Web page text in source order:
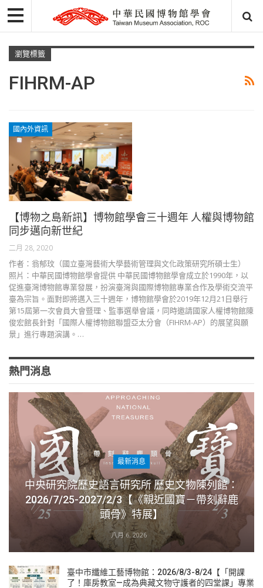
瀏覽標籤
FIHRM-AP
國內外資訊
【博物之島新訊】博物館學會三十週年 人權與博物館
同步邁向新世紀
二月 28, 2020
作者：翁郁玟（國立臺灣藝術大學藝術管理與文化政策研究所碩士生）
照片：中華民國博物館學會提供 中華民國博物館學會成立於1990年，以
促進臺灣博物館專業發展，扮演臺灣與國際博物館專業合作及學術交流平
臺為宗旨。面對即將邁入三十週年，博物館學會於2019年12月21日舉行
第15屆第一次會員大會暨理、監事選舉會議，同時邀請國家人權博物館陳
俊宏館長針對「國際人權博物館聯盟亞太分會（FIHRM-AP）的展望與願
景」進行專題演講。…
熱門消息
最新消息
中央研究院歷史語言研究所 歷史文物陳列館：
2026/7/25-2027/2/3【《親近國寶－帶刻辭鹿
頭骨》特展】
八月 6, 2026
臺中市纖維工藝博物館：2026/8/3-8/24【「開課
了！庫房教室—成為典藏文物守護者的四堂課」專業